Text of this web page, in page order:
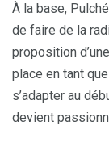
À la base,
de faire de la
proposition
place en tant
s’adapter au
devient